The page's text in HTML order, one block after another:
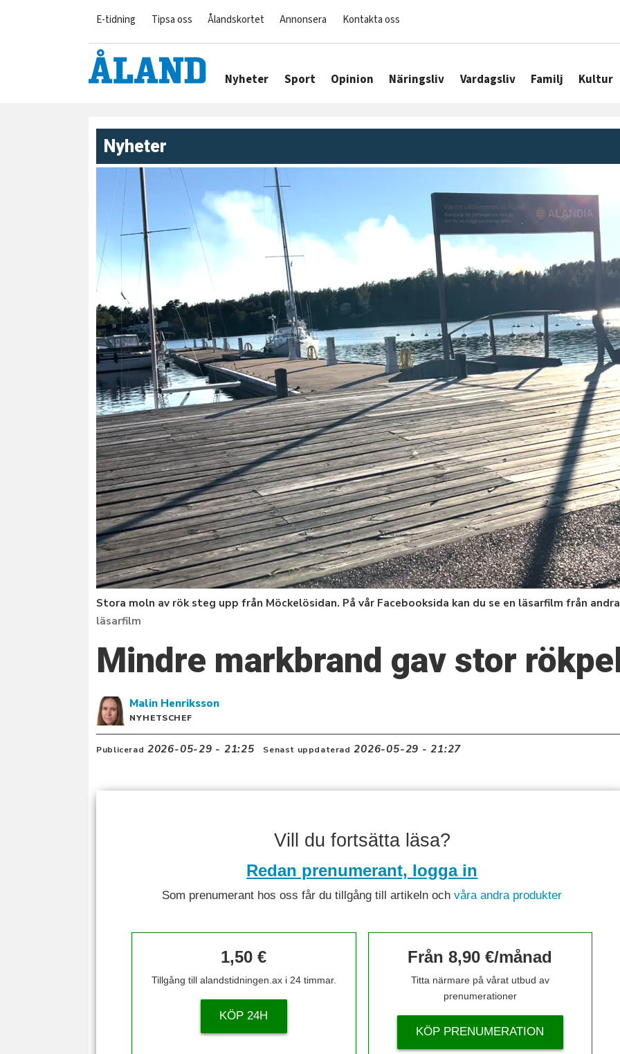
E-tidning Tipsa oss Ålandskortet Annonsera Kontakta oss
Nyheter Sport Opinion Näringsliv Vardagsliv Familj Kultur
Nyheter
Stora moln av rök steg upp från Möckelösidan. På vår Facebooksida kan du se en läsarfilm från
läsarfilm
Mindre markbrand gav stor
Malin Henriksson
NYHETSCHEF
Publicerad 2026-05-29 - 21:25 Senast uppdaterad 2026-05-29 - 21:27
Vill du fortsätta läsa?
Redan prenumerant, logga in
Som prenumerant hos oss får du tillgång till artikeln ochvåra andra produkter
1,50 €
Tillgång till alandstidningen.ax i 24 timmar.
KÖP 24H
Från 8,90 €/månad
Titta närmare på vårat utbud av
prenumerationer
KÖP PRENUMERATION